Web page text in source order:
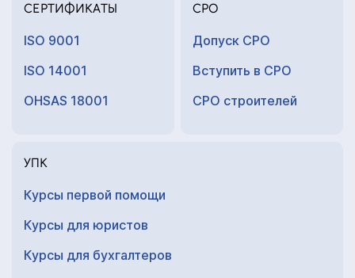
СЕРТИФИКАТЫ
ISO 9001
ISO 14001
OHSAS 18001
СРО
Допуск СРО
Вступить в СРО
СРО строителей
УПК
Курсы первой помощи
Курсы для юристов
Курсы для бухгалтеров